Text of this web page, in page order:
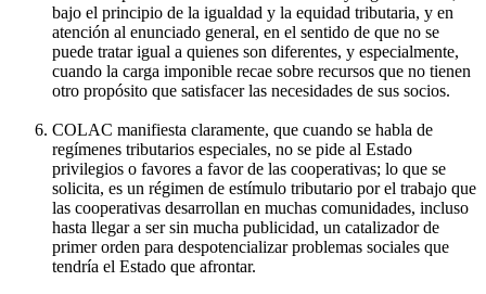
bajo el principio de la igualdad y la equidad tributaria, y en
atención al enunciado general, en el sentido de que no se
puede tratar igual a quienes son diferentes, y especialmente,
cuando la carga imponible recae sobre recursos que no tienen
otro propósito que satisfacer las necesidades de sus socios.
COLAC manifiesta claramente, que cuando se habla de
regímenes tributarios especiales, no se pide al Estado
privilegios o favores a favor de las cooperativas; lo que se
solicita, es un régimen de estímulo tributario por el trabajo que
las cooperativas desarrollan en muchas comunidades, incluso
hasta llegar a ser sin mucha publicidad, un catalizador de
primer orden para despotencializar problemas sociales que
tendría el Estado que afrontar.